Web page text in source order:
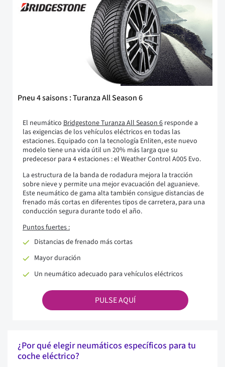
Pneu 4 saisons : Turanza All Season 6
El neumático Bridgestone Turanza All Season 6 responde a
las exigencias de los vehículos eléctricos en todas las
estaciones. Equipado con la tecnología Enliten, este nuevo
modelo tiene una vida útil un 20% más larga que su
predecesor para 4 estaciones : el Weather Control A005 Evo.
La estructura de la banda de rodadura mejora la tracción
sobre nieve y permite una mejor evacuación del aguanieve.
Este neumático de gama alta también consigue distancias de
frenado más cortas en diferentes tipos de carretera, para una
conducción segura durante todo el año.
Puntos fuertes :
Distancias de frenado más cortas
Mayor duración
Un neumático adecuado para vehículos eléctricos
PULSE AQUÍ
¿Por qué elegir neumáticos específicos para tu
coche eléctrico?